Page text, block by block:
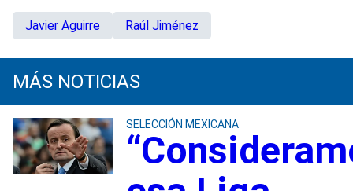
Javier Aguirre Raúl Jiménez
MÁS NOTICIAS
SELECCIÓN MEXICANA